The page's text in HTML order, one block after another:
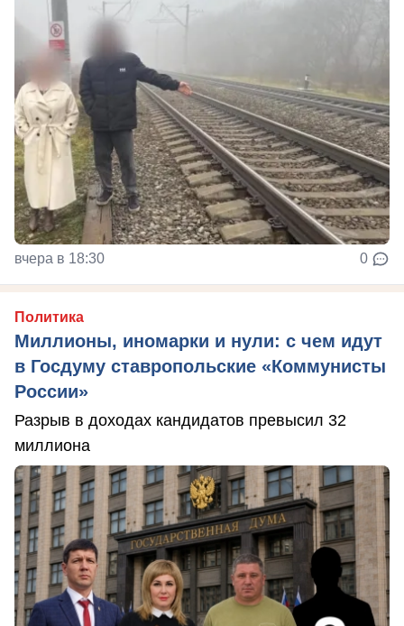
вчера в 18:30 0
Политика
Миллионы, иномарки и нули: с чем идут
в Госдуму ставропольские «Коммунисты
России»
Разрыв в доходах кандидатов превысил 32
миллиона